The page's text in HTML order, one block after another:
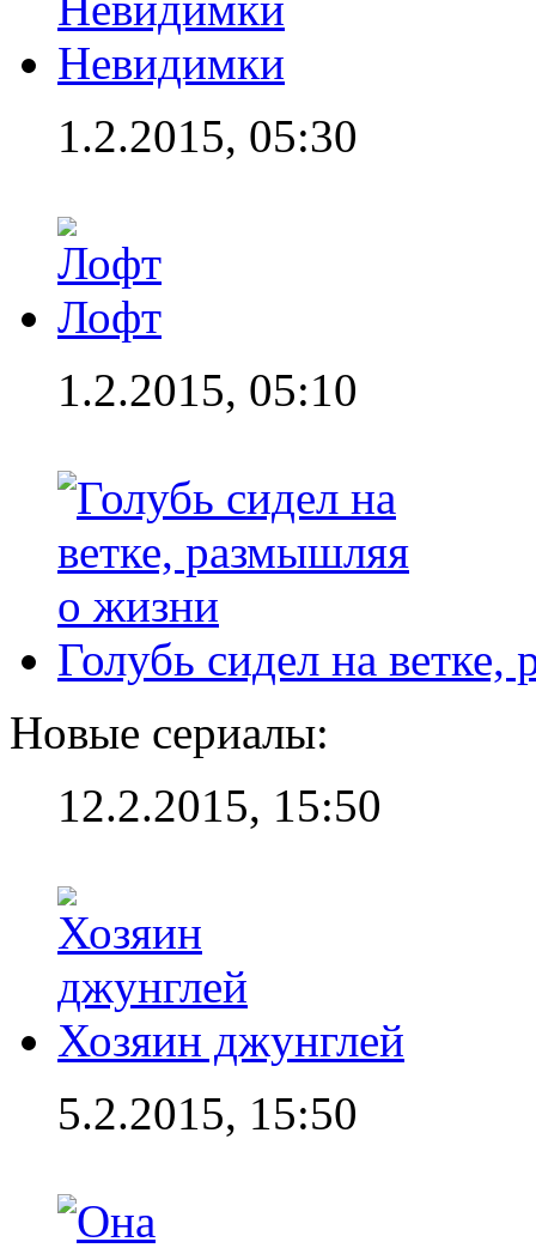
Невидимки
1.2.2015, 05:30
Лофт
1.2.2015, 05:10
Голубь сидел на
Новые сериалы:
12.2.2015, 15:50
Хозяин джунглей
5.2.2015, 15:50